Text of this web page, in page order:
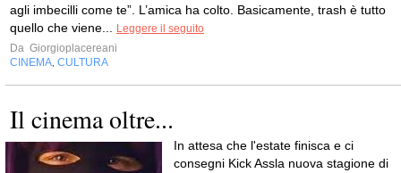
agli imbecilli come te”. L’amica ha colto. Basicamente, trash è tutto
quello che viene...
Leggere il seguito
Da Giorgioplacereani
CINEMA CULTURA
Il cinema oltre...
In attesa che l'estate finisca e ci
consegni Kick Assla nuova stagione di